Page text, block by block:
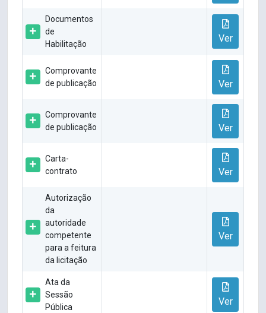
Documentos
de
Habilitação
Ver
Comprovante
de publicação
Ver
Comprovante
de publicação
Ver
Carta-
contrato
Ver
Autorização
da
autoridade
competente
para a feitura
da licitação
Ver
Ata da
Sessão
Pública
Ver